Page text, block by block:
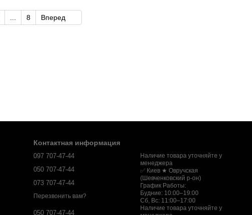
8 Вперед
Контактная информация
097 707-47-44
050 707-47-44
073 707-47-44
Перезвонить вам?
050 707-47-44
Наличие товара уточняйте у
менеджера
✅ Киев ★ Овручская
(Шевченковский р-он)
График Работы:
Будние: 10:00–19:00
Сб, Вс: 11:00–17:00
Наличие товара уточняйте у